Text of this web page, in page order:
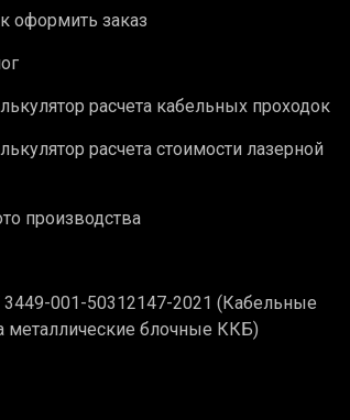
оформить заказ
расчета кабельных проходок
расчета стоимости лазерной
производства
3449-001-50312147-2021 (Кабельные
металлические блочные ККБ)